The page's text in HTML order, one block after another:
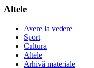
Altele
Avere la vedere
Sport
Cultura
Altele
Arhivă materiale